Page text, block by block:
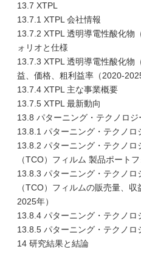
13.7 XTPL
13.7.1 XTPL 会社情報
13.7.2 XTPL 透明導電性酸化物
ォリオと仕様
13.7.3 XTPL 透明導電性酸化物
益、価格、粗利益率（2020-
13.7.4 XTPL 主な事業概要
13.7.5 XTPL 最新動向
13.8 パターニング・テクノロジ
13.8.1 パターニング・テクノロ
13.8.2 パターニング・テクノロ
（TCO）フィルム 製品ポート
13.8.3 パターニング・テクノロ
（TCO）フィルムの販売量、
2025年）
13.8.4 パターニング・テクノロ
13.8.5 パターニング・テクノロ
14 研究結果と結論